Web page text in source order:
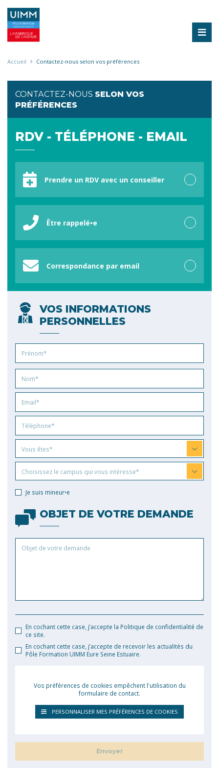
contenu
principal
Fil
Accueil Contactez-nous selon vos préférences
CONTACTEZ-NOUS SELON VOS
PRÉFÉRENCES
RDV - TÉLÉPHONE - EMAIL
préférencePrendre un RDV avec un conseiller
Être rappelé•e
Correspondance par email
VOS INFORMATIONS
PERSONNELLES
êtes
Vous êtes*
qui
intéresse
Choisissez le campus qui vous intéresse*
Je suis mineur•e
OBJET DE VOTRE DEMANDE
de
En cochant cette case, j’accepte la Politique de confidentialité de
ce site.
En cochant cette case, j’accepte de recevoir les actualités du
Pôle Formation UIMM Eure Seine Estuaire.
Vos préférences de cookies empêchent l'utilisation du
formulaire de contact.
PERSONNALISER MES PRÉFÉRENCES DE COOKIES